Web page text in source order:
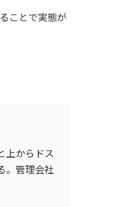
ことで実態が
上からドス
。管理会社